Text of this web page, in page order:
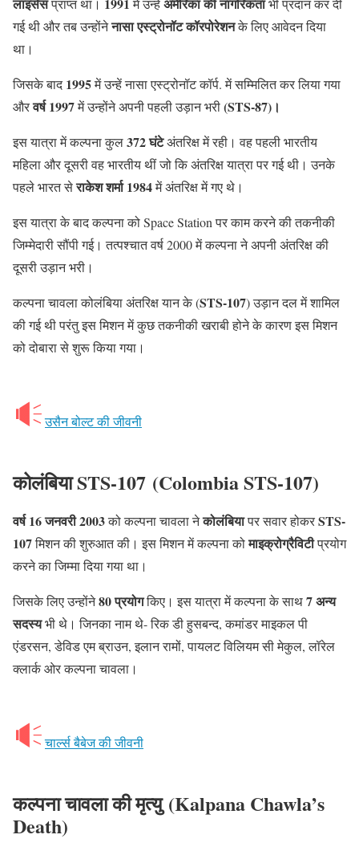
लाइसेंसप्राप्त था। 1991में उन्हेंअमेरिका की नागरिकताभी प्रदान कर दी
गई थी और तब उन्होंनेनासा एस्ट्रोनॉट कॉरपोरेशनके लिए आवेदन दिया
था।
जिसके बाद1995में उन्हें नासा एस्ट्रोनॉट कॉर्प. में सम्मिलित कर लिया गया
औरवर्ष 1997में उन्होंने अपनी पहली उड़ान भरी(STS-87)।
इस यात्रा में कल्पना कुल372 घंटेअंतरिक्ष में रही। वह पहली भारतीय
महिला और दूसरी वह भारतीय थीं जो कि अंतरिक्ष यात्रा पर गई थी। उनके
पहले भारत सेराकेश शर्मा 1984में अंतरिक्ष में गए थे।
इस यात्रा के बाद कल्पना को Space Station पर काम करने की तकनीकी
जिम्मेदारी सौंपी गई। तत्पश्चात वर्ष 2000 में कल्पना ने अपनी अंतरिक्ष की
दूसरी उड़ान भरी।
कल्पना चावला कोलंबिया अंतरिक्ष यान के (STS-107) उड़ान दल में शामिल
की गई थी परंतु इस मिशन में कुछ तकनीकी खराबी होने के कारण इस मिशन
को दोबारा से शुरू किया गया।
उसैन बोल्ट की जीवनी
कोलंबिया STS-107 (ColombiaSTS-107)
वर्ष 16 जनवरी 2003को कल्पना चावला नेकोलंबियापर सवार होकरSTS-
107मिशन की शुरुआत की। इस मिशन में कल्पना कोमाइक्रोग्रैविटीप्रयोग
करने का जिम्मा दिया गया था।
जिसके लिए उन्होंने80 प्रयोगकिए। इस यात्रा में कल्पना के साथ7 अन्य
सदस्यभी थे। जिनका नाम थे- रिक डी हुसबन्द, कमांडर माइकल पी
एंडरसन, डेविड एम ब्राउन, इलान रामों, पायलट विलियम सी मेकुल, लॉरेल
क्लार्क ओर कल्पना चावला।
चार्ल्स बैबेज की जीवनी
कल्पना चावला की मृत्यु(Kalpana Chawla’s
Death)